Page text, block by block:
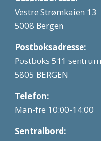
Vestre Strømkaien 13
5008 Bergen
Postboksadresse:
Postboks 511 sentrum
5805 BERGEN
Telefon:
Man-fre 10:00-14:00
Sentralbord: